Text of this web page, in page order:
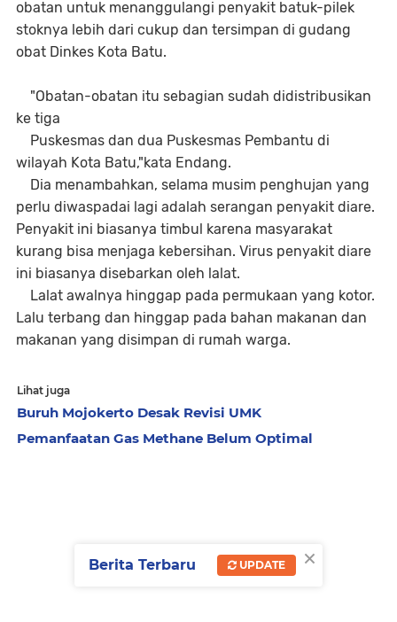
obatan untuk menanggulangi penyakit batuk-pilek
stoknya lebih dari cukup dan tersimpan di gudang
obat Dinkes Kota Batu.
"Obatan-obatan itu sebagian sudah didistribusikan
ke tiga
Puskesmas dan dua Puskesmas Pembantu di
wilayah Kota Batu,"kata Endang.
Dia menambahkan, selama musim penghujan yang
perlu diwaspadai lagi adalah serangan penyakit diare.
Penyakit ini biasanya timbul karena masyarakat
kurang bisa menjaga kebersihan. Virus penyakit diare
ini biasanya disebarkan oleh lalat.
Lalat awalnya hinggap pada permukaan yang kotor.
Lalu terbang dan hinggap pada bahan makanan dan
makanan yang disimpan di rumah warga.
Lihat juga
Buruh Mojokerto Desak Revisi UMK
Pemanfaatan Gas Methane Belum Optimal
×
Berita Terbaru UPDATE